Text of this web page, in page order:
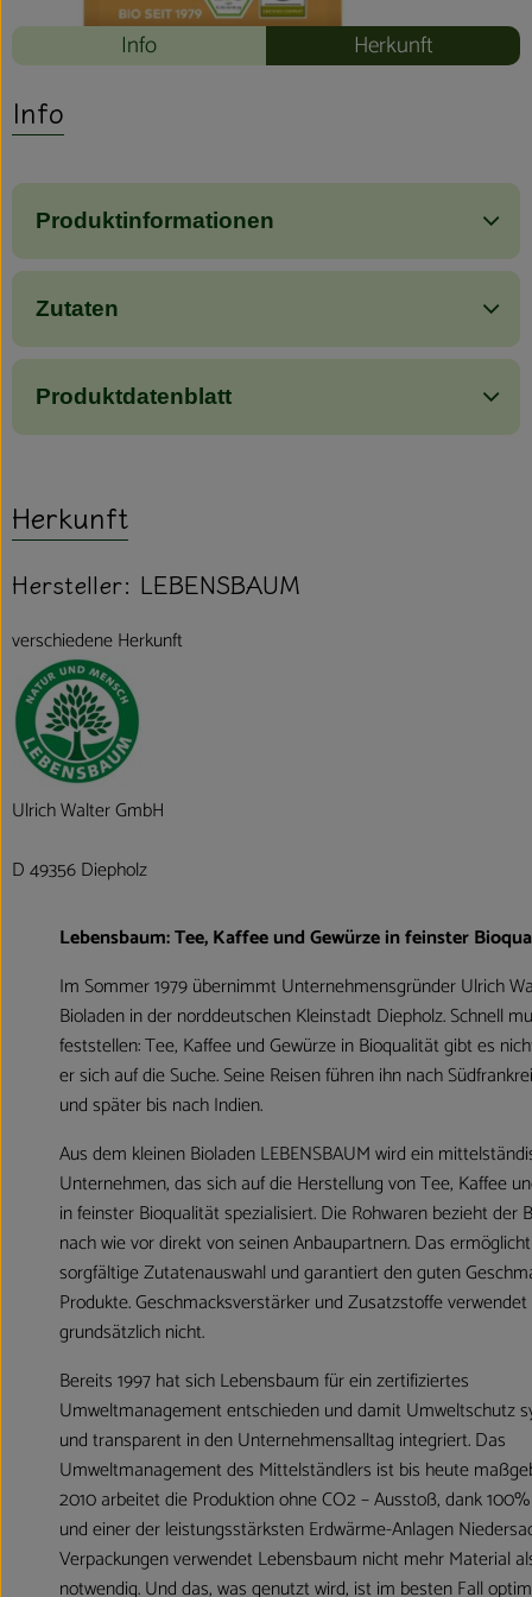
Info Herkunft
Info
Produktinformationen
Zutaten
Produktdatenblatt
Herkunft
Hersteller: LEBENSBAUM
verschiedene Herkunft
Ulrich Walter GmbH
D 49356 Diepholz
Lebensbaum: Tee, Kaffee und Gewürze in feinster
Im Sommer 1979 übernimmt Unternehmensgründer Ulrich
Bioladen in der norddeutschen Kleinstadt Diepholz. Schnell
feststellen: Tee, Kaffee und Gewürze in Bioqualität gibt es
er sich auf die Suche. Seine Reisen führen ihn nach
und später bis nach Indien.
Aus dem kleinen Bioladen LEBENSBAUM wird ein
Unternehmen, das sich auf die Herstellung von Tee, Kaffee
in feinster Bioqualität spezialisiert. Die Rohwaren bezieht der
nach wie vor direkt von seinen Anbaupartnern. Das
sorgfältige Zutatenauswahl und garantiert den guten
Produkte. Geschmacksverstärker und Zusatzstoffe
grundsätzlich nicht.
Bereits 1997 hat sich Lebensbaum für ein zertifiziertes
Umweltmanagement entschieden und damit Umweltschutz
und transparent in den Unternehmensalltag integriert. Das
Umweltmanagement des Mittelständlers ist bis heute
2010 arbeitet die Produktion ohne CO2 – Ausstoß, dank
und einer der leistungsstärksten Erdwärme-Anlagen
Verpackungen verwendet Lebensbaum nicht mehr Material
notwendig. Und das, was genutzt wird, ist im besten Fall